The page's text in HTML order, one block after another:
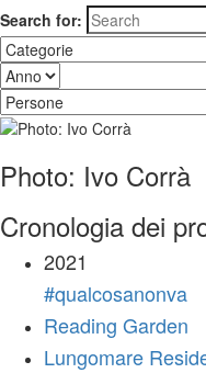
Search for:
Photo: Ivo Corrà
Cronologia dei
2021
#qualcosanonva
Reading Garden
Lungomare